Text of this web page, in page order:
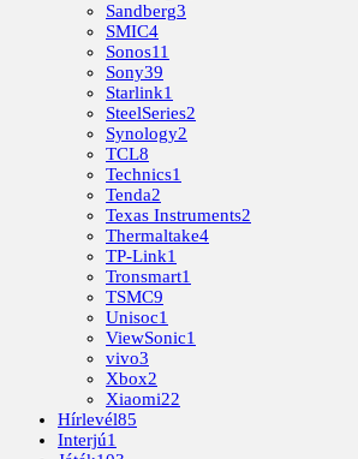
Sandberg3
SMIC4
Sonos11
Sony39
Starlink1
SteelSeries2
Synology2
TCL8
Technics1
Tenda2
Texas Instruments2
Thermaltake4
TP-Link1
Tronsmart1
TSMC9
Unisoc1
ViewSonic1
vivo3
Xbox2
Xiaomi22
Hírlevél85
Interjú1